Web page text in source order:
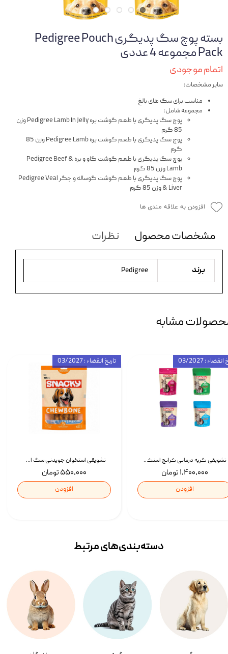
بسته پوچ سگ پدیگری Pedigree Pouch
Pack مجموعه 4 عددی
اتمام موجودی
سایر مشخصات:
مناسب برای سگ های بالغ
مجموعه شامل:
پوچ سگ پدیگری با طعم گوشت بره Pedigree Lamb In Jelly وزن
85 گرم
پوچ سگ پدیگری با طعم گوشت بره Pedigree Lamb وزن 85
گرم
پوچ سگ پدیگری با طعم گوشت گاو و بره Pedigree Beef &
Lamb وزن 85 گرم
پوچ سگ پدیگری با طعم گوشت گوساله و جگر Pedigree Veal
& Liver وزن 85 گرم
افزودن به علاقه مندی ها
مشخصات محصول نظرات
برند Pedigree
مشابه
تشویقی استخوان جویدنی سگ اسنکی کرانچی با طعم مرغ Snacky Crunchy Munchy وزن 100 گرم
۵۵۰,۰۰۰ تومان
افزودن
تاریخ انقضاء : 03/2027
تشویقی گربه درمانی کرانچ اسنکی با طعم میکس Snacky Crunch Cat Treats وزن 60 گرم بسته 4 عددی
۱,۴۰۰,۰۰۰ تومان
افزودن
: 03/2027
دسته‌بندی‌‌های مرتبط